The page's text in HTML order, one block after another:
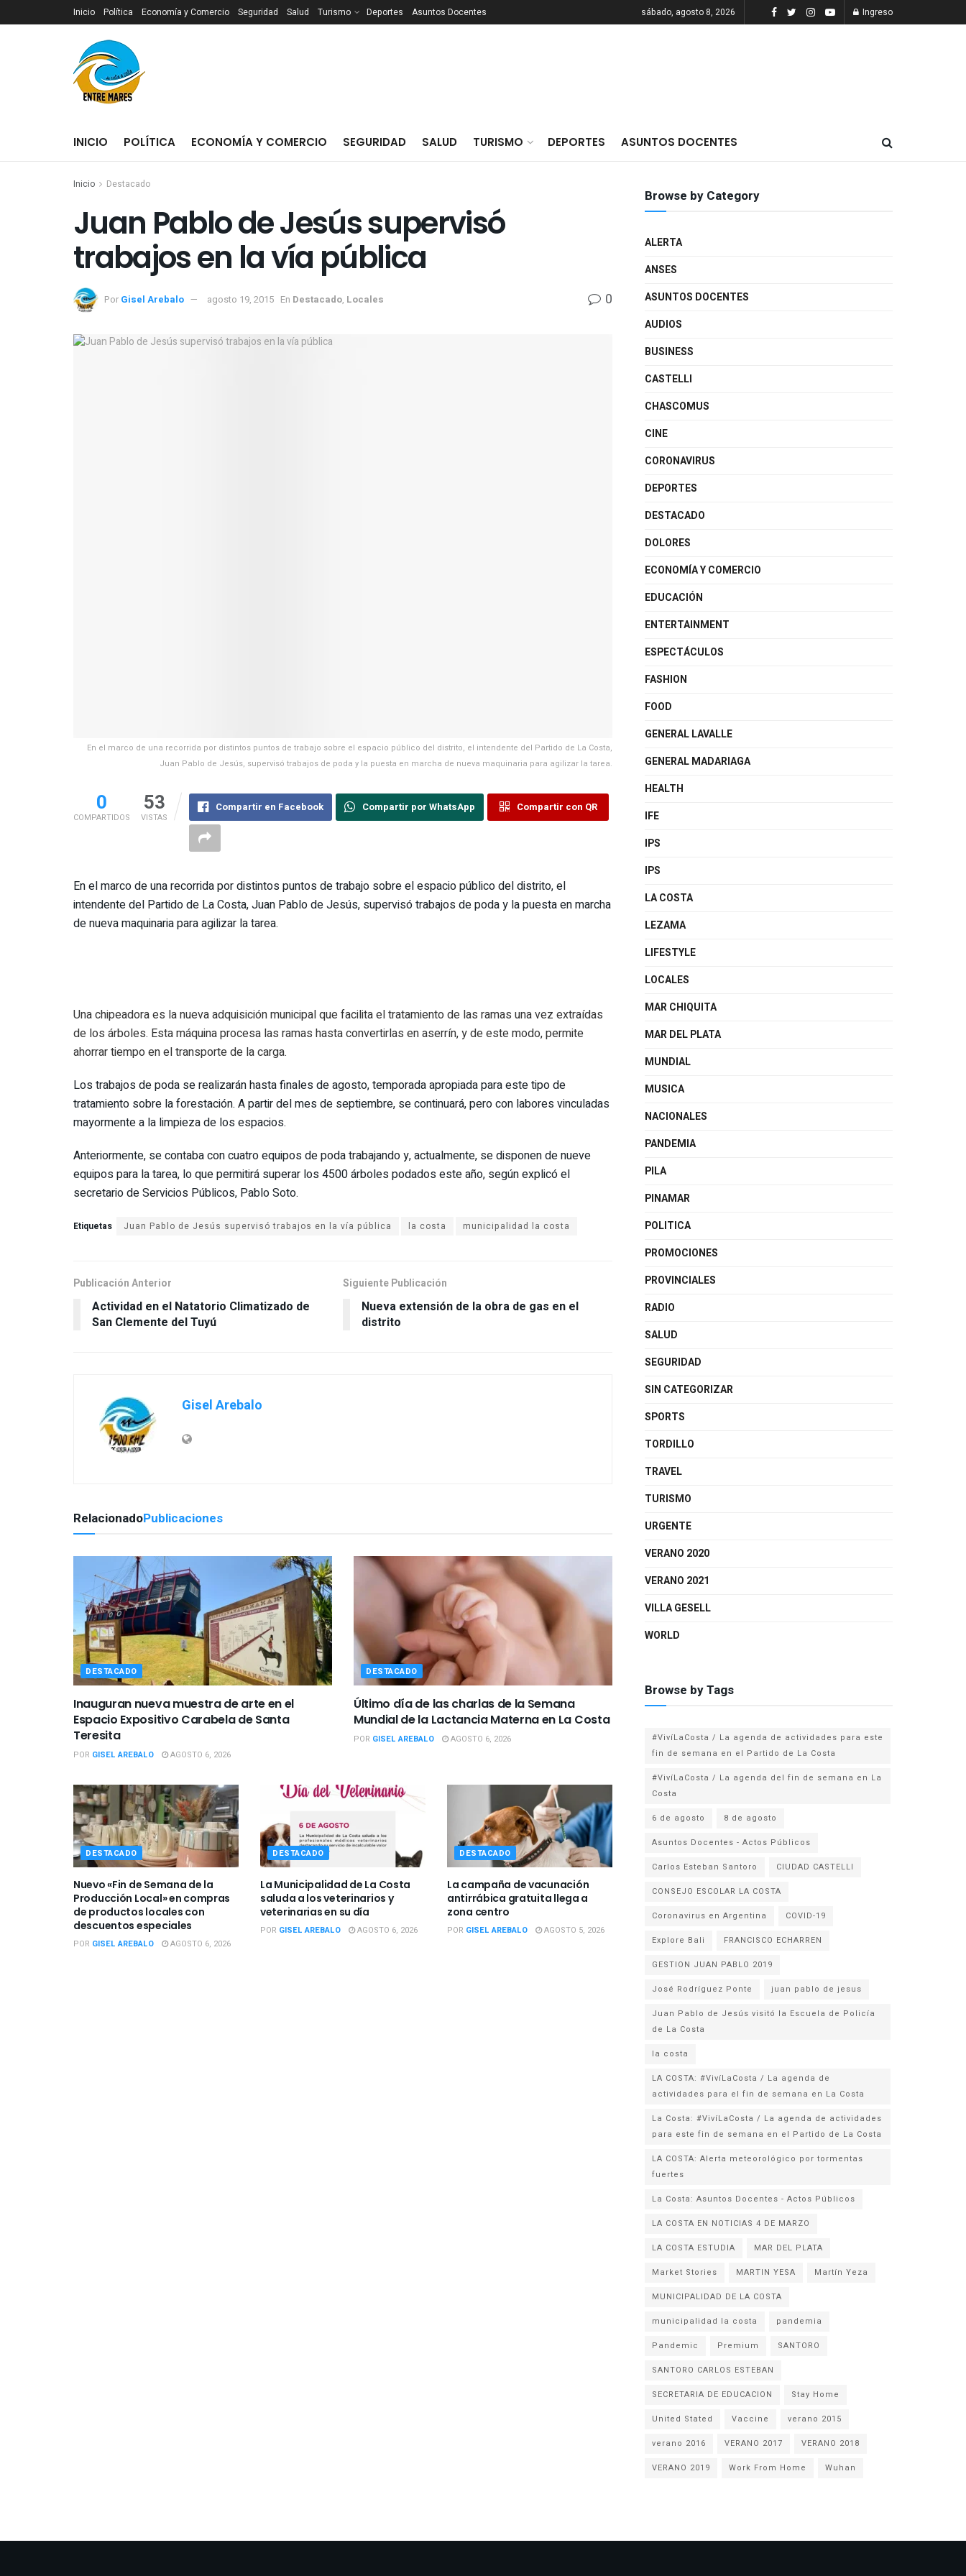
Inicio Política Economía y Comercio Seguridad Salud Turismo Deportes Asuntos Docentes sábado, agosto 8, 2026 Ingreso
INICIO POLÍTICA ECONOMÍA Y COMERCIO SEGURIDAD SALUD TURISMO DEPORTES ASUNTOS DOCENTES
Inicio Destacado
Juan Pablo de Jesús supervisó
Por Gisel Arebalo agosto 19, 2015 En Destacado, Locales 0
En el marco de una recorrida por distintos puntos de trabajo sobre el espacio público del distrito, el intendente del Partido de La Costa,
Juan Pablo de Jesús, supervisó trabajos de poda y la puesta en marcha de nueva maquinaria para agilizar la tarea.
0
COMPARTIDOS
53
VISTAS
Compartir en Facebook Compartir por WhatsApp Compartir con QR
En el marco de una recorrida por distintos puntos de trabajo sobre el espacio público del distrito, el
intendente del Partido de La Costa, Juan Pablo de Jesús, supervisó trabajos de poda y la puesta en marcha
de nueva maquinaria para agilizar la tarea.
Una chipeadora es la nueva adquisición municipal que facilita el tratamiento de las ramas una vez extraídas
de los árboles. Esta máquina procesa las ramas hasta convertirlas en aserrín, y de este modo, permite
ahorrar tiempo en el transporte de la carga.
Los trabajos de poda se realizarán hasta finales de agosto, temporada apropiada para este tipo de
tratamiento sobre la forestación. A partir del mes de septiembre, se continuará, pero con labores vinculadas
mayormente a la limpieza de los espacios.
Anteriormente, se contaba con cuatro equipos de poda trabajando y, actualmente, se disponen de nueve
equipos para la tarea, lo que permitirá superar los 4500 árboles podados este año, según explicó el
secretario de Servicios Públicos, Pablo Soto.
Etiquetas la costa municipalidad la costa
Publicación Anterior
Actividad en el Natatorio Climatizado de
San Clemente del Tuyú
Siguiente Publicación
Nueva extensión de la obra de gas en el
Gisel Arebalo
RelacionadoPublicaciones
DESTACADO
Inauguran nueva muestra de arte en el
Espacio Expositivo Carabela de Santa
Teresita
POR GISEL AREBALO AGOSTO 6, 2026
DESTACADO
Último día de las charlas de la Semana
Mundial de la Lactancia Materna en La Costa
POR GISEL AREBALO AGOSTO 6, 2026
DESTACADO
Nuevo «Fin de Semana de la
Producción Local» en compras
de productos locales con
descuentos especiales
POR GISEL AREBALO AGOSTO 6, 2026
DESTACADO
La Municipalidad de La Costa
saluda a los veterinarios y
veterinarias en su día
POR GISEL AREBALO AGOSTO 6, 2026
DESTACADO
La campaña de vacunación
antirrábica gratuita llega a
zona centro
POR GISEL AREBALO AGOSTO 5, 2026
Browse by Category
ALERTA
ANSES
ASUNTOS DOCENTES
AUDIOS
BUSINESS
CASTELLI
CHASCOMUS
CINE
CORONAVIRUS
DEPORTES
DESTACADO
DOLORES
ECONOMÍA Y COMERCIO
EDUCACIÓN
ENTERTAINMENT
ESPECTÁCULOS
FASHION
FOOD
GENERAL LAVALLE
GENERAL MADARIAGA
HEALTH
IFE
IPS
IPS
LA COSTA
LEZAMA
LIFESTYLE
LOCALES
MAR CHIQUITA
MAR DEL PLATA
MUNDIAL
MUSICA
NACIONALES
PANDEMIA
PILA
PINAMAR
POLITICA
PROMOCIONES
PROVINCIALES
RADIO
SALUD
SEGURIDAD
SIN CATEGORIZAR
SPORTS
TORDILLO
TRAVEL
TURISMO
URGENTE
VERANO 2020
VERANO 2021
VILLA GESELL
WORLD
Browse by Tags
#VivíLaCosta / La agenda de actividades para este
fin de semana en el Partido de La Costa
#VivíLaCosta / La agenda del fin de semana en La
Costa
6 de agosto
8 de agosto
Asuntos Docentes - Actos Públicos
Carlos Esteban Santoro
CIUDAD CASTELLI
CONSEJO ESCOLAR LA COSTA
Coronavirus en Argentina
COVID-19
Explore Bali
FRANCISCO ECHARREN
GESTION JUAN PABLO 2019
José Rodríguez Ponte
juan pablo de jesus
Juan Pablo de Jesús visitó la Escuela de Policía
la costa
LA COSTA: #VivíLaCosta / La agenda de
actividades para el fin de semana en La Costa
La Costa: #VivíLaCosta / La agenda de actividades
para este fin de semana en el Partido de La Costa
LA COSTA: Alerta meteorológico por tormentas
fuertes
La Costa: Asuntos Docentes - Actos Públicos
LA COSTA EN NOTICIAS 4 DE MARZO
LA COSTA ESTUDIA
MAR DEL PLATA
Market Stories
MARTIN YESA
Martín Yeza
MUNICIPALIDAD DE LA COSTA
municipalidad la costa
pandemia
Pandemic
Premium
SANTORO
SANTORO CARLOS ESTEBAN
SECRETARIA DE EDUCACION
Stay Home
United Stated
Vaccine
verano 2015
verano 2016
VERANO 2017
VERANO 2018
VERANO 2019
Work From Home Wuhan